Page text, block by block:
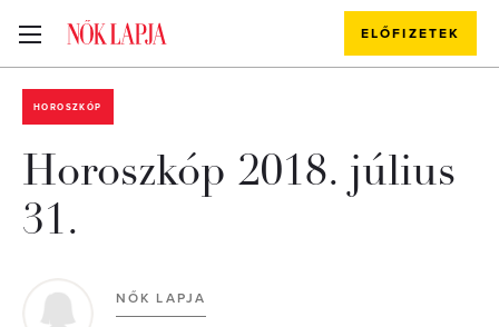
ELŐFIZETEK
HOROSZKÓP
Horoszkóp 2018. július
31.
NŐK LAPJA